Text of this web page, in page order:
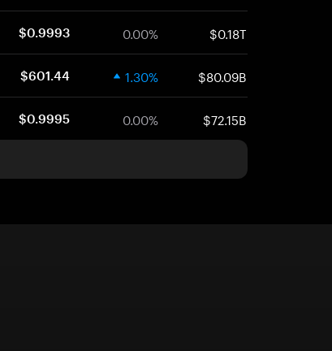
$0.9993 0.00% $0.18T
$601.44 1.30% $80.09B
$0.9995 0.00% $72.15B